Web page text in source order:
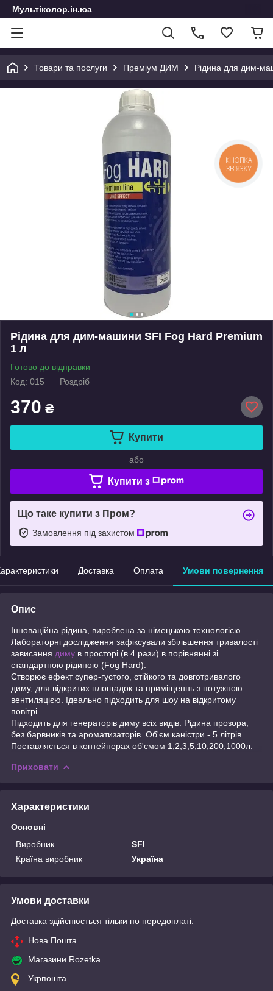
Мультіколор.ін.юа
Товари та послуги Преміум ДИМ Рідина для дим-
Рідина для дим-машини SFI Fog Hard Premium
1 л
Готово до відправки
Код: 015
Роздріб
370 ₴
Купити
або
Купити з
Що таке купити з Пром?
Замовлення під захистом
Доставка Оплата Умови повернення
Опис
Інноваційна рідина, вироблена за німецькою технологією.
Лабораторні дослідження зафіксували збільшення тривалості
зависання диму в просторі (в 4 рази) в порівнянні зі
стандартною рідиною (Fog Hard).
Створює ефект супер-густого, стійкого та довготривалого
диму, для відкритих площадок та приміщеннь з потужною
вентиляцією. Ідеально підходить для шоу на відкритому
повітрі.
Підходить для генераторів диму всіх видів. Рідина прозора,
без барвників та ароматизаторів. Об'єм каністри - 5 літрів.
Поставляється в контейнерах об'ємом 1,2,3,5,10,200,1000л.
Приховати
Характеристики
Основні
Виробник
SFI
Країна виробник
Україна
Умови доставки
Доставка здійснюється тільки по передоплаті.
Нова Пошта
Магазини Rozetka
Укрпошта
КНОПКА
ЗВ'ЯЗКУ